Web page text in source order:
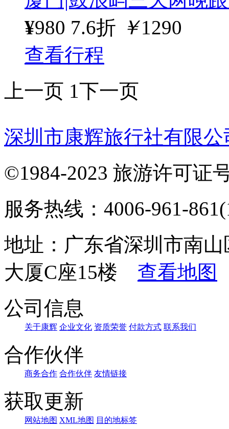
¥980 7.6折 ￥1290
查看行程
上一页 1下一页
深圳市康辉旅行社有限
©1984-2023 旅游许可证
服务热线：4006-961-
地址：广东省深圳市南
大厦C座15楼 查看地图
公司信息
关于康辉 企业文化 资质荣誉 付款方式 联系我们
合作伙伴
商务合作 合作伙伴 友情链接
获取更新
网站地图 XML地图 目的地标签